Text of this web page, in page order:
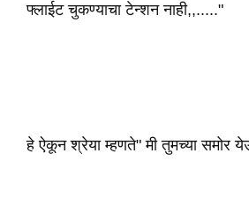
फ्लाईट चुकण्याचा टेन्शन नाही,,....."
हे ऐकून श्रेया म्हणते" मी तुमच्या समोर